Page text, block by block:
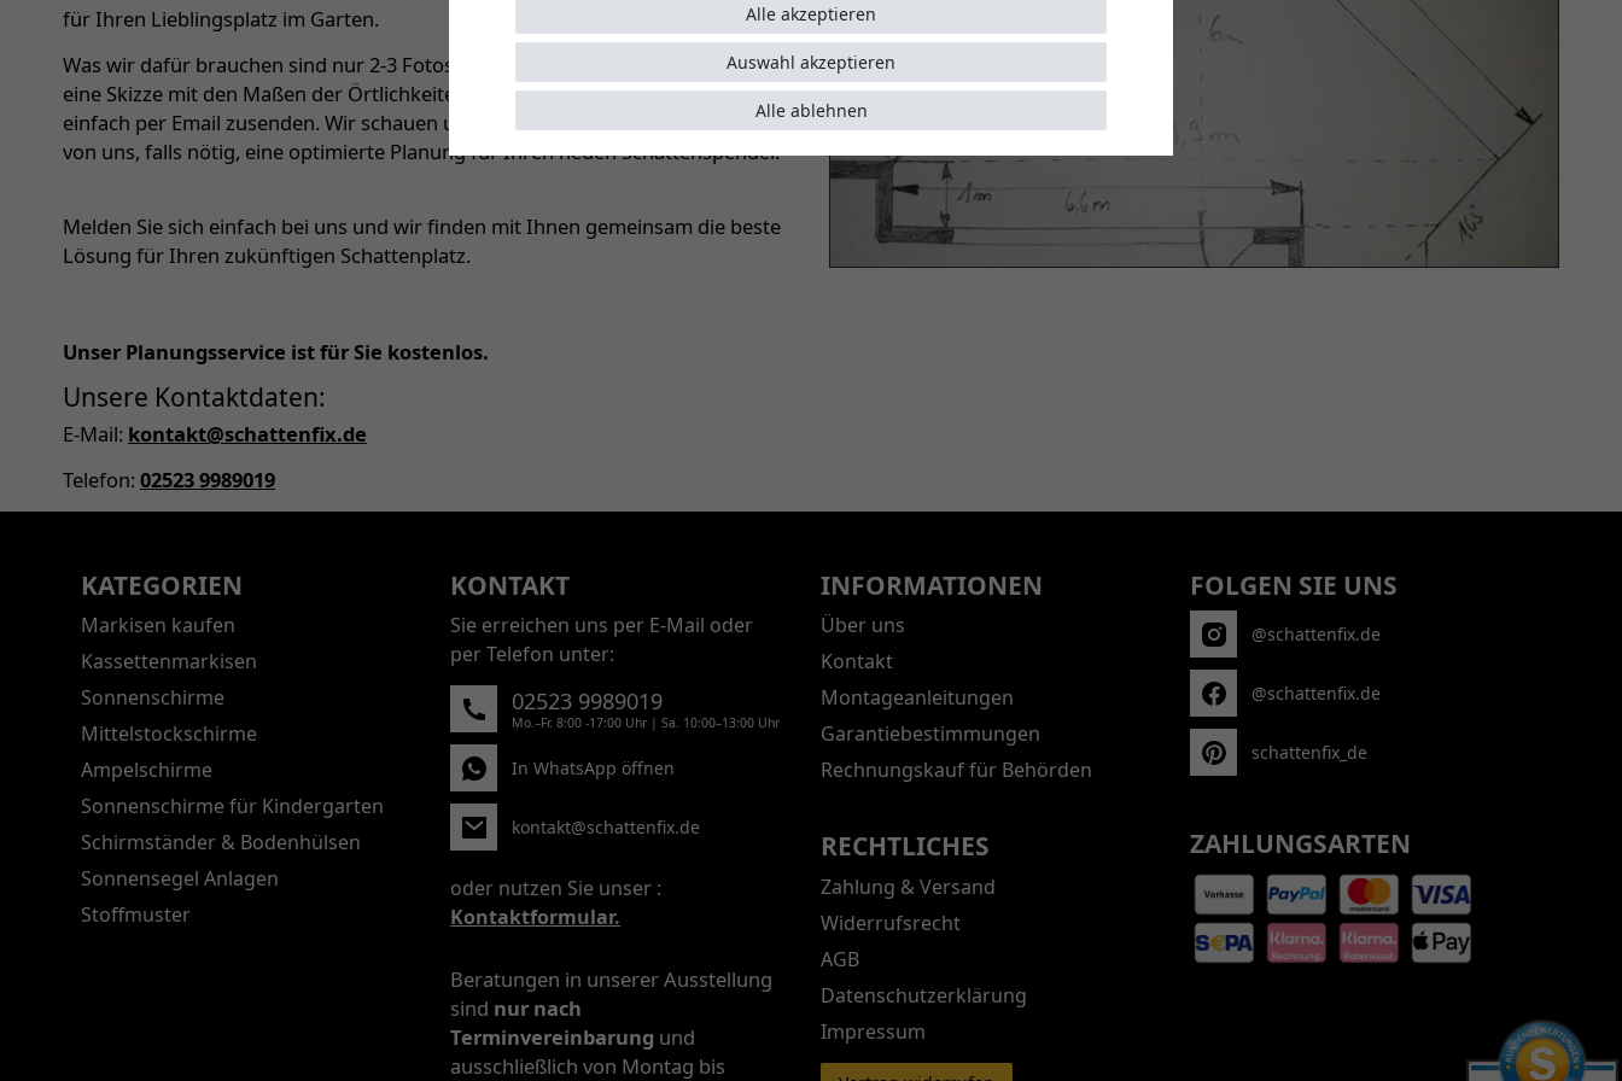
für Ihren Lieblingsplatz im Garten.
Was wir dafür brauchen sind nur 2-3 Fotos der zu beschattenden Fläche, sowie
eine Skizze mit den Maßen der Örtlichkeiten. Beides können Sie uns schnell und
einfach per Email zusenden. Wir schauen uns die Situation an und Sie erhalten
von uns, falls nötig, eine optimierte Planung für Ihren neuen Schattenspender.
Melden Sie sich einfach bei uns und wir finden mit Ihnen gemeinsam die beste
Lösung für Ihren zukünftigen Schattenplatz.
Unser Planungsservice ist für Sie kostenlos.
Unsere Kontaktdaten:
E-Mail: kontakt@schattenfix.de
Telefon: 02523 9989019
KATEGORIEN
Markisen kaufen
Kassettenmarkisen
Sonnenschirme
Mittelstockschirme
Ampelschirme
Sonnenschirme für Kindergarten
Schirmständer & Bodenhülsen
Sonnensegel Anlagen
Stoffmuster
KONTAKT
Sie erreichen uns per E-Mail oder
per Telefon unter:
02523 9989019
Mo.–Fr. 8:00 -17:00 Uhr | Sa. 10:00–13:00 Uhr
In WhatsApp öffnen
kontakt@schattenfix.de
oder nutzen Sie unser :
Kontaktformular.
Beratungen in unserer Ausstellung
sind nur nach
Terminvereinbarung und
ausschließlich von Montag bis
INFORMATIONEN
Über uns
Kontakt
Montageanleitungen
Garantiebestimmungen
Rechnungskauf für Behörden
RECHTLICHES
Zahlung & Versand
Widerrufsrecht
AGB
Datenschutzerklärung
Impressum
FOLGEN SIE UNS
@schattenfix.de
@schattenfix.de
schattenfix_de
ZAHLUNGSARTEN
Alle akzeptieren
Alle ablehnen
Auswahl akzeptieren